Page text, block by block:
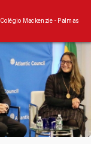
Colégio Mackenzie - Palmas